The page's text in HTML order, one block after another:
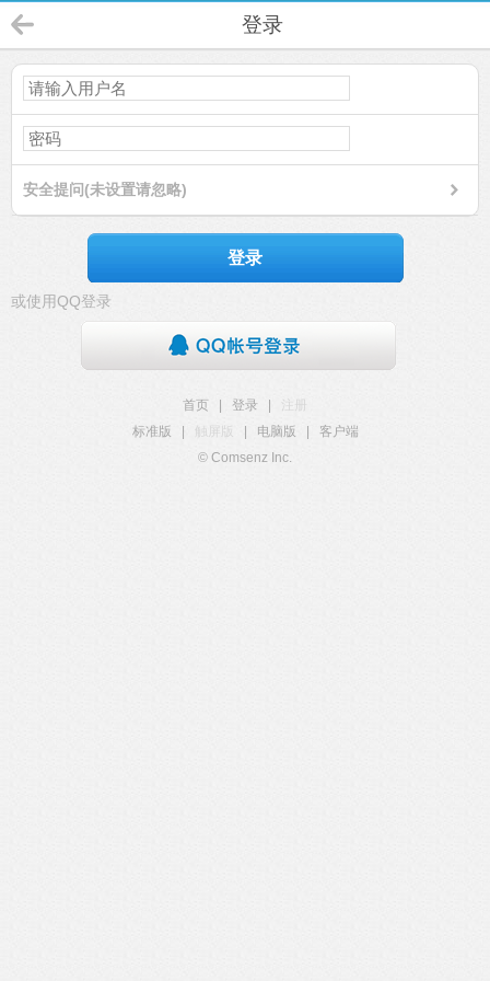
登录
安全提问(未设置请忽略)
登录
或使用QQ登录
首页 登录
注册
标准版
触屏版 电脑版
客户端
© Comsenz Inc.